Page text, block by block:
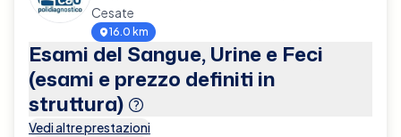
Cesate
16.0 km
Esami del Sangue, Urine e Feci
(esami e prezzo definiti in
struttura)
Vedi altre prestazioni